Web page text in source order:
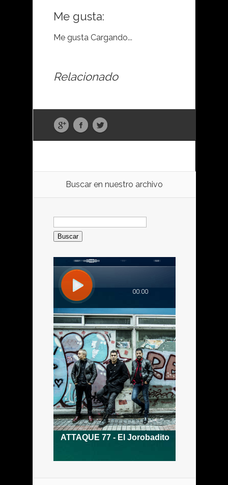
Me gusta:
Me gusta Cargando...
Relacionado
Buscar en nuestro archivo
Buscar: